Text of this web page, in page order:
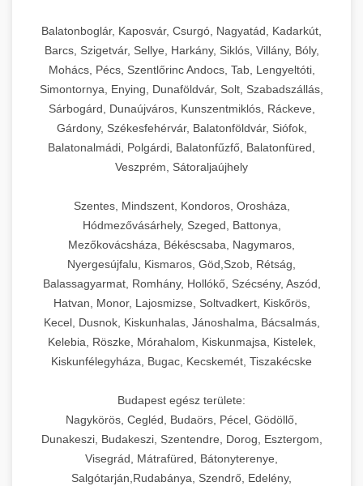
Balatonboglár, Kaposvár, Csurgó, Nagyatád, Kadarkút,
Barcs, Szigetvár, Sellye, Harkány, Siklós, Villány, Bóly,
Mohács, Pécs, Szentlőrinc Andocs, Tab, Lengyeltóti,
Simontornya, Enying, Dunaföldvár, Solt, Szabadszállás,
Sárbogárd, Dunaújváros, Kunszentmiklós, Ráckeve,
Gárdony, Székesfehérvár, Balatonföldvár, Siófok,
Balatonalmádi, Polgárdi, Balatonfűzfő, Balatonfüred,
Veszprém, Sátoraljaújhely
Szentes, Mindszent, Kondoros, Orosháza,
Hódmezővásárhely, Szeged, Battonya,
Mezőkovácsháza, Békéscsaba, Nagymaros,
Nyergesújfalu, Kismaros, Göd,Szob, Rétság,
Balassagyarmat, Romhány, Hollókő, Szécsény, Aszód,
Hatvan, Monor, Lajosmizse, Soltvadkert, Kiskőrös,
Kecel, Dusnok, Kiskunhalas, Jánoshalma, Bácsalmás,
Kelebia, Röszke, Mórahalom, Kiskunmajsa, Kistelek,
Kiskunfélegyháza, Bugac, Kecskemét, Tiszakécske
Budapest egész területe:
Nagykörös, Cegléd, Budaörs, Pécel, Gödöllő,
Dunakeszi, Budakeszi, Szentendre, Dorog, Esztergom,
Visegrád, Mátrafüred, Bátonyterenye,
Salgótarján,Rudabánya, Szendrő, Edelény,